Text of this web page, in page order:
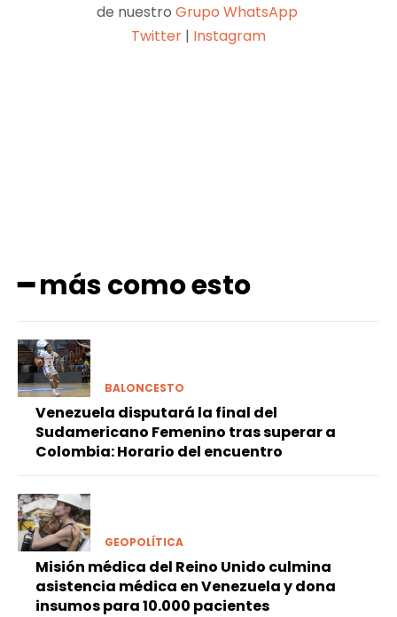
de nuestro Grupo WhatsApp
Twitter | Instagram
━ más como esto
BALONCESTO
Venezuela disputará la final del
Sudamericano Femenino tras superar a
Colombia: Horario del encuentro
GEOPOLÍTICA
Misión médica del Reino Unido culmina
asistencia médica en Venezuela y dona
insumos para 10.000 pacientes